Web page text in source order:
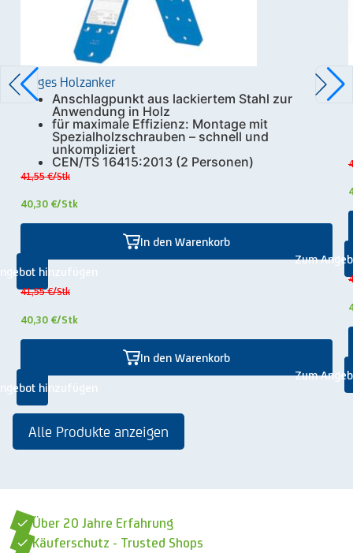
Zarges Holzanker
Anschlagpunkt aus lackiertem Stahl zur
Anwendung in Holz
für maximale Effizienz: Montage mit
Spezialholzschrauben – schnell und
unkompliziert
CEN/TS 16415:2013 (2 Personen)
41,55 €/Stk
40,30 €/Stk
In den Warenkorb
hinzufügen
41,55 €/Stk
40,30 €/Stk
In den Warenkorb
hinzufügen
Zum
Zum
Alle Produkte anzeigen
Über 20 Jahre Erfahrung
Käuferschutz - Trusted Shops